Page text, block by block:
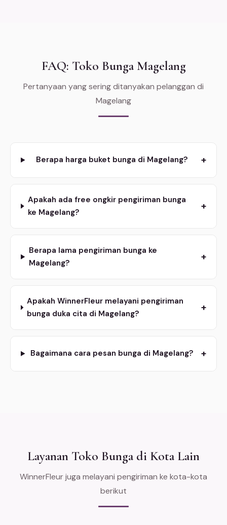
FAQ: Toko Bunga Magelang
Pertanyaan yang sering ditanyakan pelanggan di
Magelang
Berapa harga buket bunga di Magelang? +
Apakah ada free ongkir pengiriman bunga
ke Magelang?
+
Berapa lama pengiriman bunga ke
Magelang?
+
Apakah WinnerFleur melayani pengiriman
bunga duka cita di Magelang?
+
Bagaimana cara pesan bunga di Magelang? +
Layanan Toko Bunga di Kota Lain
WinnerFleur juga melayani pengiriman ke kota-kota
berikut